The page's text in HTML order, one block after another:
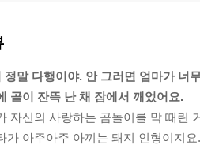
정말 다행이야. 안 그러면 엄마가 너
골이 잔뜩 난 채 잠에서 깨었어요.
자신의 사랑하는 곰돌이를 막 때린
가 아주아주 아끼는 돼지 인형이지요.